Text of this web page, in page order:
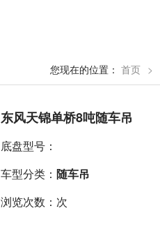
您现在的位置： 首页 >
东风天锦单桥8吨随车吊
底盘型号：
车型分类： 随车吊
浏览次数：次